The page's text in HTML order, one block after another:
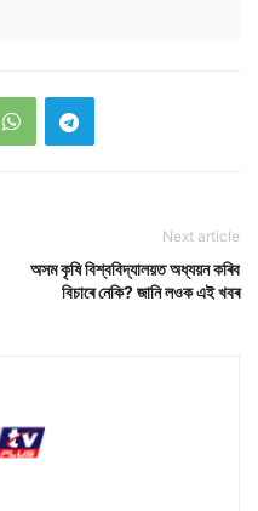
Next article
অসম কৃষি বিশ্ববিদ্যালয়ত অধ্যয়ন কৰিব
বিচাৰে নেকি? জানি লওক এই খবৰ